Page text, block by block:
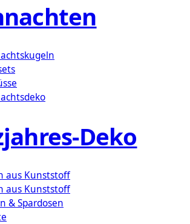
Deko
aus Kunststoff
aus Kunststoff
& Spardosen